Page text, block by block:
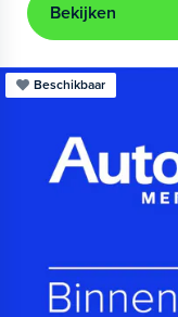
Bekijken
Beschikbaar